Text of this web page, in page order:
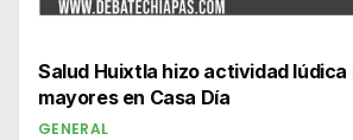
Salud Huixtla hizo actividad
mayores en Casa Día
GENERAL